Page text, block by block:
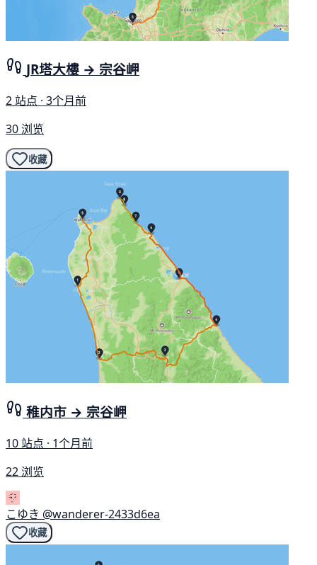
JR塔大樓 → 宗谷岬
2 站点 · 3个月前
30 浏览
收藏
稚内市 → 宗谷岬
10 站点 · 1个月前
22 浏览
こゆき @wanderer-2433d6ea
收藏